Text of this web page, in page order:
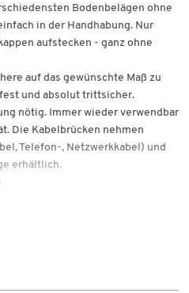
Bodenbelägen ohne
in der Handhabung. Nur
aufstecken - ganz ohne
auf das gewünschte Maß zu
und absolut trittsicher.
nötig. Immer wieder verwendbar
Die Kabelbrücken nehmen
Telefon-, Netzwerkkabel) und
erhältlich.